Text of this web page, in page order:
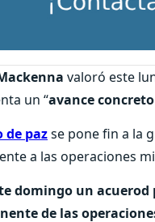
valoró este
un “avance
de pazse pone fin a la
a las operaciones
domingo un
de las